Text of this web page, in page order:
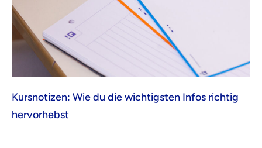
Kursnotizen: Wie du die wichtigsten Infos richtig
hervorhebst